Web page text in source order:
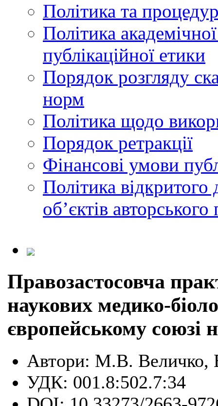
Політика та
Політика
публікаційної етики
Порядок розгляду
норм
Політика щодо
Порядок ретракції
Фінансові умови
Політика
обʼєктів авторського
Правозастосовча
наукових медико-
європейському союзі
Автори: М.В. Величко,
УДК: 001.8:502.7:34